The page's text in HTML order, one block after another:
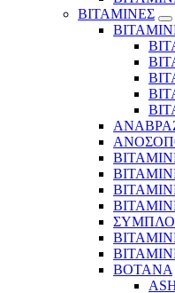
ΒΙΤΑΜΙΝΕΣ
ΒΟΤΑΝΑ